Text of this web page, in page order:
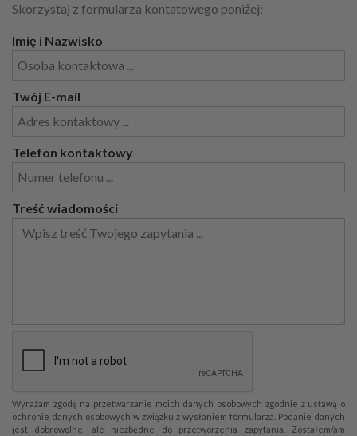
Skorzystaj z formularza kontatowego poniżej:
Imię i Nazwisko
Twój E-mail
Telefon kontaktowy
Treść wiadomości
Wyrażam zgodę na przetwarzanie moich danych osobowych zgodnie z ustawą o
ochronie danych osobowych w związku z wysłaniem formularza. Podanie danych
jest dobrowolne, ale niezbędne do przetworzenia zapytania. Zostałem/am